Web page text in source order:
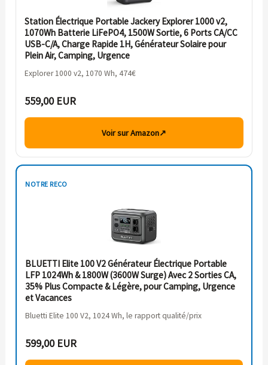
Station Électrique Portable Jackery Explorer 1000 v2,
1070Wh Batterie LiFePO4, 1500W Sortie, 6 Ports CA/CC
USB-C/A, Charge Rapide 1H, Générateur Solaire pour
Plein Air, Camping, Urgence
Explorer 1000 v2, 1070 Wh, 474€
559,00 EUR
Voir sur Amazon↗
NOTRE RECO
BLUETTI Elite 100 V2 Générateur Électrique Portable
LFP 1024Wh & 1800W (3600W Surge) Avec 2 Sorties CA,
35% Plus Compacte & Légère, pour Camping, Urgence
et Vacances
Bluetti Elite 100 V2, 1024 Wh, le rapport qualité/prix
599,00 EUR